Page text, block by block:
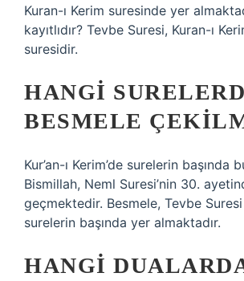
Kuran-ı Kerim suresinde yer
kayıtlıdır? Tevbe Suresi, Kuran-ı
suresidir.
HANGI
BESMELE
Kur’an-ı Kerim’de surelerin başında
Bismillah, Neml Suresi’nin 30.
geçmektedir. Besmele, Tevbe
surelerin başında yer almaktadır.
HANGI